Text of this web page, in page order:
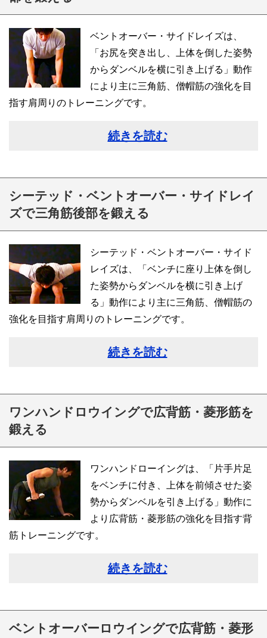
ベントオーバー・サイドレイズは、
「お尻を突き出し、上体を倒した姿勢
からダンベルを横に引き上げる」動作
により主に三角筋、僧帽筋の強化を目
指す肩周りのトレーニングです。
続きを読む
シーテッド・ベントオーバー・サイドレイ
ズで三角筋後部を鍛える
シーテッド・ベントオーバー・サイド
レイズは、「ベンチに座り上体を倒し
た姿勢からダンベルを横に引き上げ
る」動作により主に三角筋、僧帽筋の
強化を目指す肩周りのトレーニングです。
続きを読む
ワンハンドロウイングで広背筋・菱形筋を
鍛える
ワンハンドローイングは、「片手片足
をベンチに付き、上体を前傾させた姿
勢からダンベルを引き上げる」動作に
より広背筋・菱形筋の強化を目指す背
筋トレーニングです。
続きを読む
ベントオーバーロウイングで広背筋・菱形